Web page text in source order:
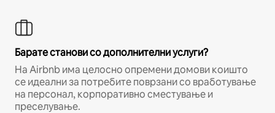
Барате станови со дополнителни услуги?
На Airbnb има целосно опремени домови коишто
се идеални за потребите поврзани со вработување
на персонал, корпоративно сместување и
преселување.